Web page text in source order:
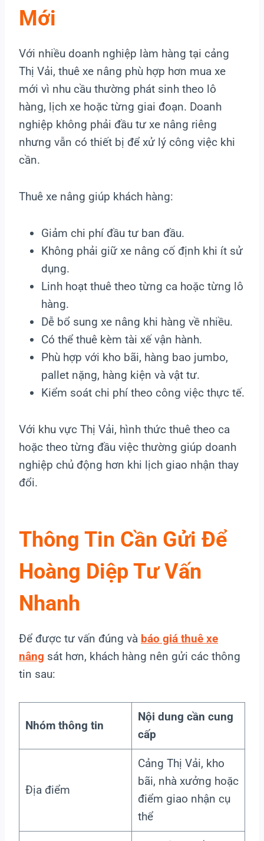
Mới
Với nhiều doanh nghiệp làm hàng tại cảng
Thị Vải, thuê xe nâng phù hợp hơn mua xe
mới vì nhu cầu thường phát sinh theo lô
hàng, lịch xe hoặc từng giai đoạn. Doanh
nghiệp không phải đầu tư xe nâng riêng
nhưng vẫn có thiết bị để xử lý công việc khi
cần.
Thuê xe nâng giúp khách hàng:
Giảm chi phí đầu tư ban đầu.
Không phải giữ xe nâng cố định khi ít sử
dụng.
Linh hoạt thuê theo từng ca hoặc từng lô
hàng.
Dễ bổ sung xe nâng khi hàng về nhiều.
Có thể thuê kèm tài xế vận hành.
Phù hợp với kho bãi, hàng bao jumbo,
pallet nặng, hàng kiện và vật tư.
Kiểm soát chi phí theo công việc thực tế.
Với khu vực Thị Vải, hình thức thuê theo ca
hoặc theo từng đầu việc thường giúp doanh
nghiệp chủ động hơn khi lịch giao nhận thay
đổi.
Thông Tin Cần Gửi Để
Hoàng Diệp Tư Vấn
Nhanh
Để được tư vấn đúng và báo giá thuê xe
nâng sát hơn, khách hàng nên gửi các thông
tin sau:
Nhóm thông tin
Nội dung cần cung
cấp
Địa điểm
Cảng Thị Vải, kho
bãi, nhà xưởng hoặc
điểm giao nhận cụ
thể